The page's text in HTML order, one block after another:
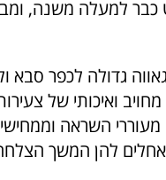
למעלה משנה,
גדולה לכפר סבא
מחויב ואיכותי של
מעוררי השראה
להן המשך